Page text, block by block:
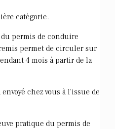
catégorie.
permis de conduire
permet de circuler sur
4 mois à partir de la
chez vous à l'issue de
pratique du permis de